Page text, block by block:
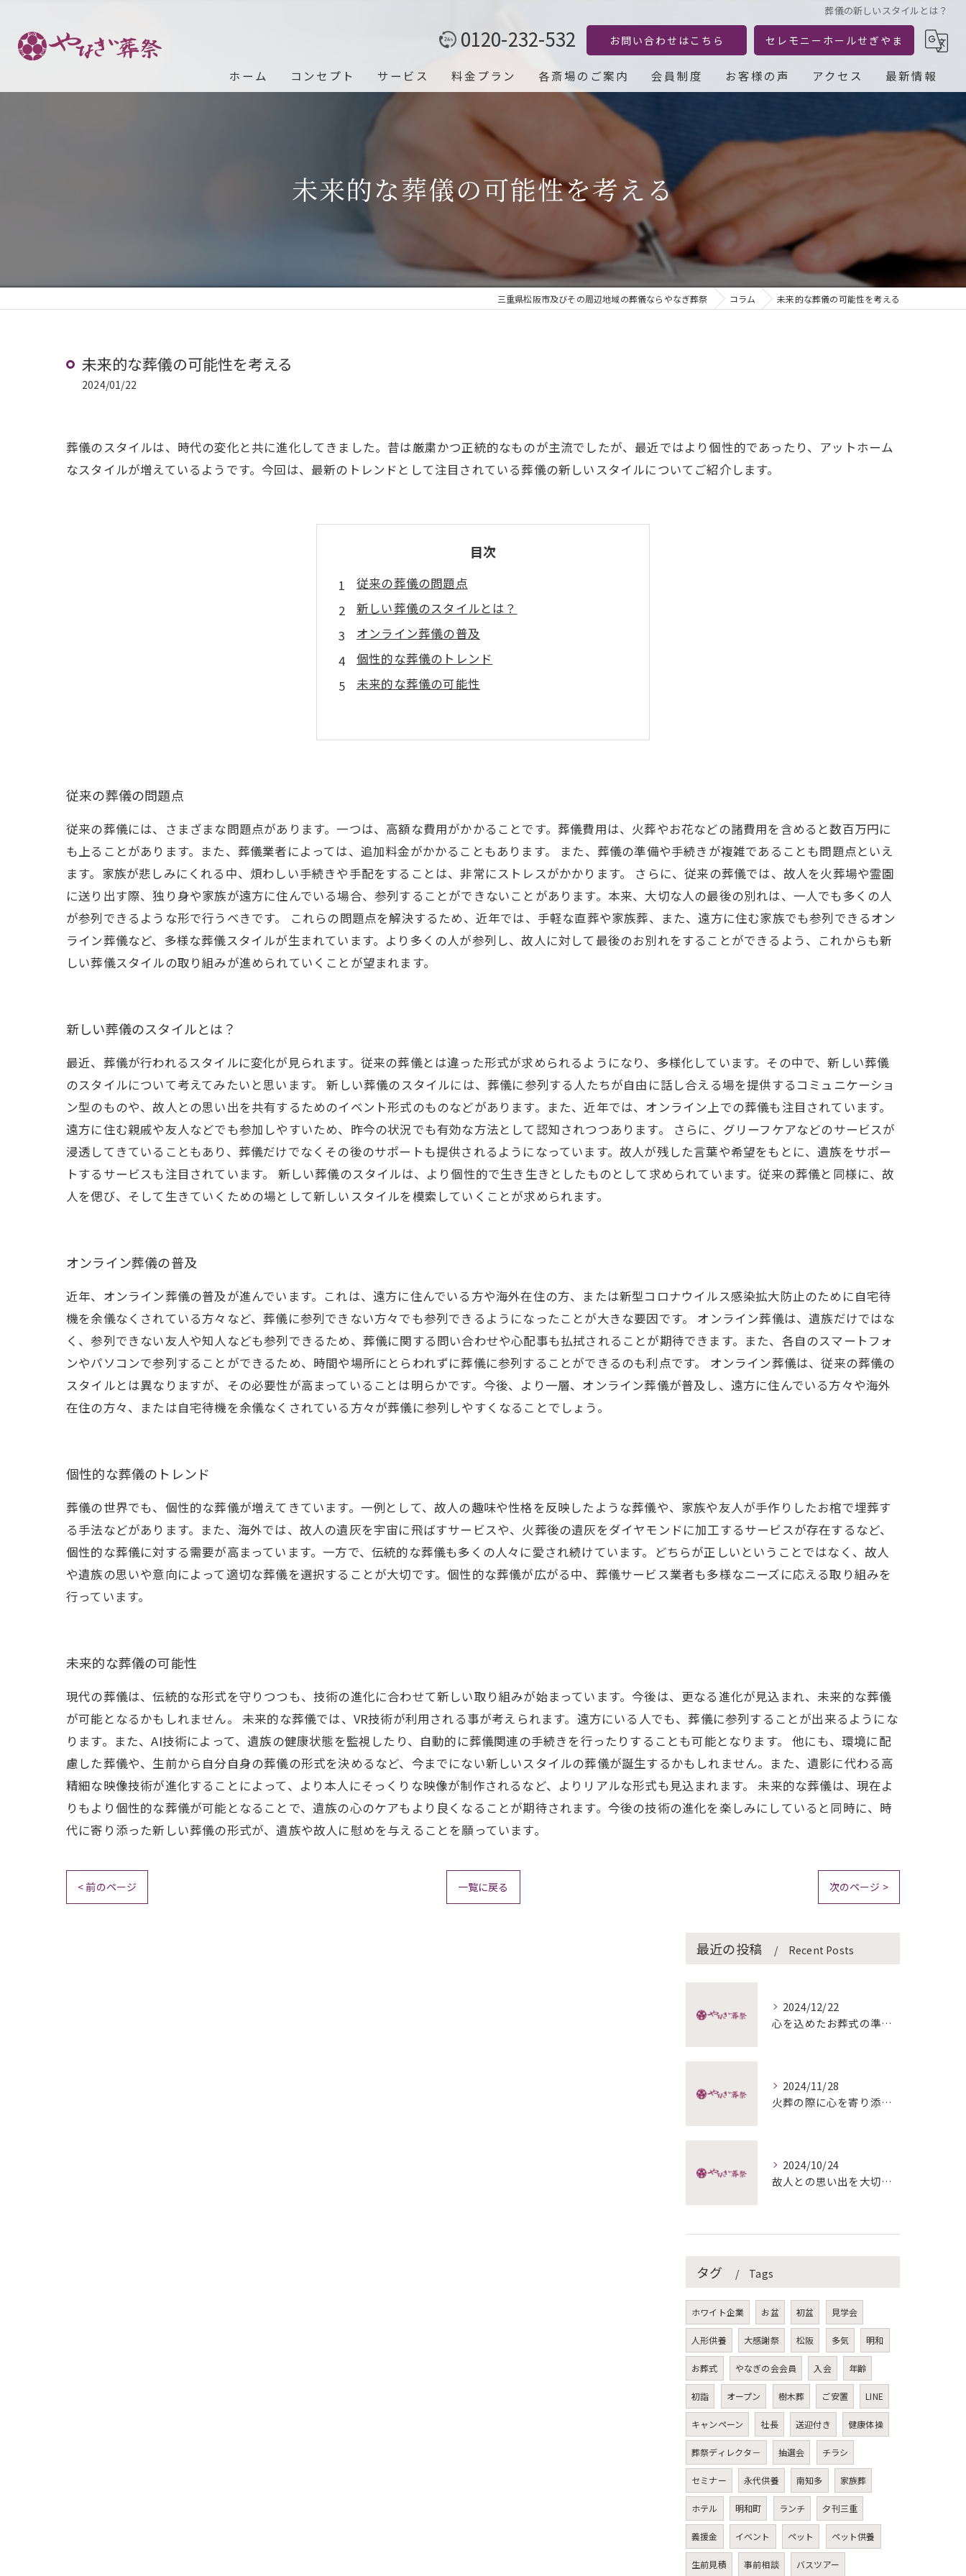
葬儀の新しいスタイルとは？
0120-232-532 お問い合わせはこちら セレモニーホールせぎやま
ホーム コンセプト サービス 料金プラン 各斎場のご案内 会員制度 お客様の声 アクセス 最新情報
未来的な葬儀の可能性を考える
三重県松阪市及びその周辺地域の葬儀ならやなぎ葬祭 コラム 未来的な葬儀の可能性を考える
未来的な葬儀の可能性を考える
2024/01/22
葬儀のスタイルは、時代の変化と共に進化してきました。昔は厳粛かつ正統的なものが主流でしたが、最近ではより個性的であったり、アットホーム
なスタイルが増えているようです。今回は、最新のトレンドとして注目されている葬儀の新しいスタイルについてご紹介します。
目次
従来の葬儀の問題点
新しい葬儀のスタイルとは？
オンライン葬儀の普及
個性的な葬儀のトレンド
未来的な葬儀の可能性
従来の葬儀の問題点
従来の葬儀には、さまざまな問題点があります。一つは、高額な費用がかかることです。葬儀費用は、火葬やお花などの諸費用を含めると数百万円に
も上ることがあります。また、葬儀業者によっては、追加料金がかかることもあります。 また、葬儀の準備や手続きが複雑であることも問題点といえ
ます。家族が悲しみにくれる中、煩わしい手続きや手配をすることは、非常にストレスがかかります。 さらに、従来の葬儀では、故人を火葬場や霊園
に送り出す際、独り身や家族が遠方に住んでいる場合、参列することができないことがあります。本来、大切な人の最後の別れは、一人でも多くの人
が参列できるような形で行うべきです。 これらの問題点を解決するため、近年では、手軽な直葬や家族葬、また、遠方に住む家族でも参列できるオン
ライン葬儀など、多様な葬儀スタイルが生まれています。より多くの人が参列し、故人に対して最後のお別れをすることができるよう、これからも新
しい葬儀スタイルの取り組みが進められていくことが望まれます。
新しい葬儀のスタイルとは？
最近、葬儀が行われるスタイルに変化が見られます。従来の葬儀とは違った形式が求められるようになり、多様化しています。その中で、新しい葬儀
のスタイルについて考えてみたいと思います。 新しい葬儀のスタイルには、葬儀に参列する人たちが自由に話し合える場を提供するコミュニケーショ
ン型のものや、故人との思い出を共有するためのイベント形式のものなどがあります。また、近年では、オンライン上での葬儀も注目されています。
遠方に住む親戚や友人などでも参加しやすいため、昨今の状況でも有効な方法として認知されつつあります。 さらに、グリーフケアなどのサービスが
浸透してきていることもあり、葬儀だけでなくその後のサポートも提供されるようになっています。故人が残した言葉や希望をもとに、遺族をサポー
トするサービスも注目されています。 新しい葬儀のスタイルは、より個性的で生き生きとしたものとして求められています。従来の葬儀と同様に、故
人を偲び、そして生きていくための場として新しいスタイルを模索していくことが求められます。
オンライン葬儀の普及
近年、オンライン葬儀の普及が進んでいます。これは、遠方に住んでいる方や海外在住の方、または新型コロナウイルス感染拡大防止のために自宅待
機を余儀なくされている方々など、葬儀に参列できない方々でも参列できるようになったことが大きな要因です。 オンライン葬儀は、遺族だけではな
く、参列できない友人や知人なども参列できるため、葬儀に関する問い合わせや心配事も払拭されることが期待できます。また、各自のスマートフォ
ンやパソコンで参列することができるため、時間や場所にとらわれずに葬儀に参列することができるのも利点です。 オンライン葬儀は、従来の葬儀の
スタイルとは異なりますが、その必要性が高まっていることは明らかです。今後、より一層、オンライン葬儀が普及し、遠方に住んでいる方々や海外
在住の方々、または自宅待機を余儀なくされている方々が葬儀に参列しやすくなることでしょう。
個性的な葬儀のトレンド
葬儀の世界でも、個性的な葬儀が増えてきています。一例として、故人の趣味や性格を反映したような葬儀や、家族や友人が手作りしたお棺で埋葬す
る手法などがあります。また、海外では、故人の遺灰を宇宙に飛ばすサービスや、火葬後の遺灰をダイヤモンドに加工するサービスが存在するなど、
個性的な葬儀に対する需要が高まっています。一方で、伝統的な葬儀も多くの人々に愛され続けています。どちらが正しいということではなく、故人
や遺族の思いや意向によって適切な葬儀を選択することが大切です。個性的な葬儀が広がる中、葬儀サービス業者も多様なニーズに応える取り組みを
行っています。
未来的な葬儀の可能性
現代の葬儀は、伝統的な形式を守りつつも、技術の進化に合わせて新しい取り組みが始まっています。今後は、更なる進化が見込まれ、未来的な葬儀
が可能となるかもしれません。 未来的な葬儀では、VR技術が利用される事が考えられます。遠方にいる人でも、葬儀に参列することが出来るようにな
ります。また、AI技術によって、遺族の健康状態を監視したり、自動的に葬儀関連の手続きを行ったりすることも可能となります。 他にも、環境に配
慮した葬儀や、生前から自分自身の葬儀の形式を決めるなど、今までにない新しいスタイルの葬儀が誕生するかもしれません。また、遺影に代わる高
精細な映像技術が進化することによって、より本人にそっくりな映像が制作されるなど、よりリアルな形式も見込まれます。 未来的な葬儀は、現在よ
りもより個性的な葬儀が可能となることで、遺族の心のケアもより良くなることが期待されます。今後の技術の進化を楽しみにしていると同時に、時
代に寄り添った新しい葬儀の形式が、遺族や故人に慰めを与えることを願っています。
< 前のページ 一覧に戻る 次のページ >
最近の投稿 Recent Posts
2024/12/22
心を込めたお葬式の準備と終活
2024/11/28
火葬の際に心を寄り添わせる方法
2024/10/24
故人との思い出を大切にした家族葬のすすめ
タグ Tags
ホワイト企業 お盆 初盆 見学会
人形供養 大感謝祭 松阪 多気 明和
お葬式 やなぎの会会員 入会 年齢
初詣 オープン 樹木葬 ご安置 LINE
キャンペーン 社長 送迎付き 健康体操
葬祭ディレクタ－ 抽選会 チラシ
セミナー 永代供養 南知多 家族葬
ホテル 明和町 ランチ 夕刊三重
義援金 イベント ペット ペット供養
生前見積 事前相談 バスツアー